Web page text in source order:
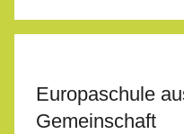
Europaschule
Gemeinschaft